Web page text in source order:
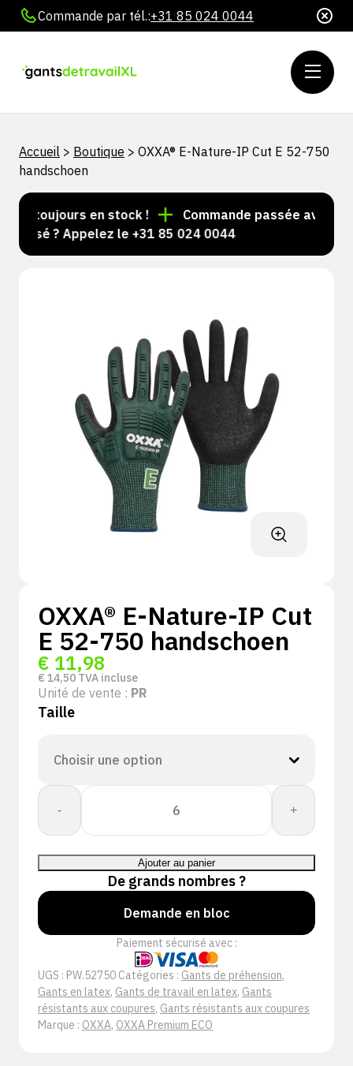
Commande par tél.:+31 85 024 0044
Accueil > Boutique > OXXA® E-Nature-IP Cut E 52-750
handschoen
toujours en stock !
Commande passée avant 15 h
? Appelez le +31 85 024 0044
OXXA® E-Nature-IP Cut
E 52-750 handschoen
€ 11,98
€ 14,50 TVA incluse
Unité de vente : PR
Taille
-
quantité
OXXA®
E-
Nature-
IP
Cut
E
handschoen
+
Ajouter au panier
De grands nombres ?
Demande en bloc
Paiement sécurisé avec :
UGS : PW.52750 Catégories : Gants de préhension,
Gants en latex, Gants de travail en latex, Gants
résistants aux coupures, Gants résistants aux coupures
Marque : OXXA, OXXA Premium ECO